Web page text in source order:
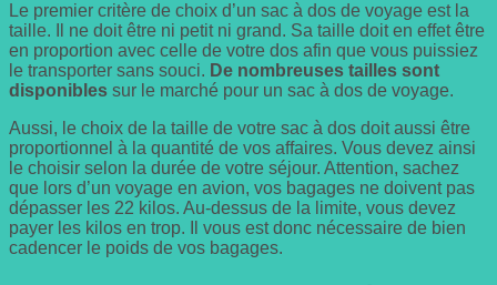
Le premier critère de choix d’un sac à dos de voyage est la
taille. Il ne doit être ni petit ni grand. Sa taille doit en effet être
en proportion avec celle de votre dos afin que vous puissiez
le transporter sans souci. De nombreuses tailles sont
disponibles sur le marché pour un sac à dos de voyage.
Aussi, le choix de la taille de votre sac à dos doit aussi être
proportionnel à la quantité de vos affaires. Vous devez ainsi
le choisir selon la durée de votre séjour. Attention, sachez
que lors d’un voyage en avion, vos bagages ne doivent pas
dépasser les 22 kilos. Au-dessus de la limite, vous devez
payer les kilos en trop. Il vous est donc nécessaire de bien
cadencer le poids de vos bagages.